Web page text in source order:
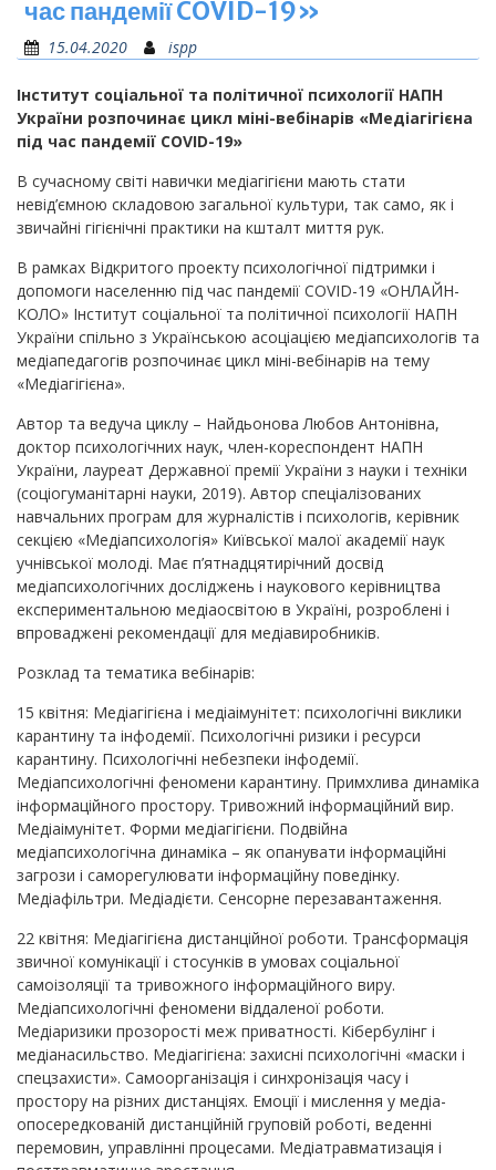
час пандемії COVID-19»
15.04.2020 ispp
Інститут соціальної та політичної психології НАПН
України розпочинає цикл міні-вебінарів «Медіагігієна
під час пандемії COVID-19»
В сучасному світі навички медіагігієни мають стати
невід’ємною складовою загальної культури, так само, як і
звичайні гігієнічні практики на кшталт миття рук.
В рамках Відкритого проекту психологічної підтримки і
допомоги населенню під час пандемії COVID-19 «ОНЛАЙН-
КОЛО» Інститут соціальної та політичної психології НАПН
України спільно з Українською асоціацією медіапсихологів та
медіапедагогів розпочинає цикл міні-вебінарів на тему
«Медіагігієна».
Автор та ведуча циклу – Найдьонова Любов Антонівна,
доктор психологічних наук, член-кореспондент НАПН
України, лауреат Державної премії України з науки і техніки
(соціогуманітарні науки, 2019). Автор спеціалізованих
навчальних програм для журналістів і психологів, керівник
секцією «Медіапсихологія» Київської малої академії наук
учнівської молоді. Має п’ятнадцятирічний досвід
медіапсихологічних досліджень і наукового керівництва
експериментальною медіаосвітою в Україні, розроблені і
впроваджені рекомендації для медіавиробників.
Розклад та тематика вебінарів:
15 квітня: Медіагігієна і медіаімунітет: психологічні виклики
карантину та інфодемії. Психологічні ризики і ресурси
карантину. Психологічні небезпеки інфодемії.
Медіапсихологічні феномени карантину. Примхлива динаміка
інформаційного простору. Тривожний інформаційний вир.
Медіаімунітет. Форми медіагігієни. Подвійна
медіапсихологічна динаміка – як опанувати інформаційні
загрози і саморегулювати інформаційну поведінку.
Медіафільтри. Медіадієти. Сенсорне перезавантаження.
22 квітня: Медіагігієна дистанційної роботи. Трансформація
звичної комунікації і стосунків в умовах соціальної
самоізоляції та тривожного інформаційного виру.
Медіапсихологічні феномени віддаленої роботи.
Медіаризики прозорості меж приватності. Кібербулінг і
медіанасильство. Медіагігієна: захисні психологічні «маски і
спецзахисти». Самоорганізація і синхронізація часу і
простору на різних дистанціях. Емоції і мислення у медіа-
опосередкованій дистанційній груповій роботі, веденні
перемовин, управлінні процесами. Медіатравматизація і